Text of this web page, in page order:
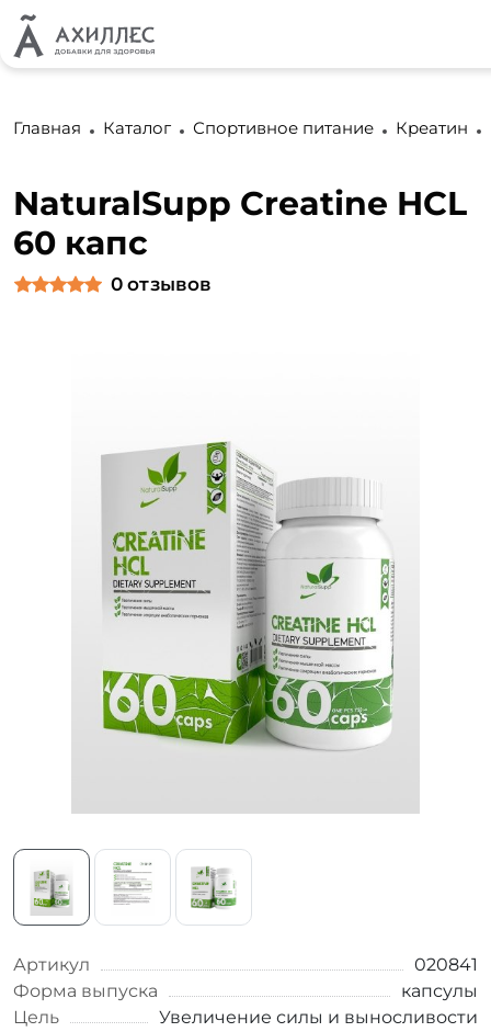
Главная Каталог Спортивное питание Креатин
NaturalSupp Creatine HCL
60 капс
0 отзывов
Артикул
020841
Форма выпуска
капсулы
Цель
Увеличение силы и выносливости